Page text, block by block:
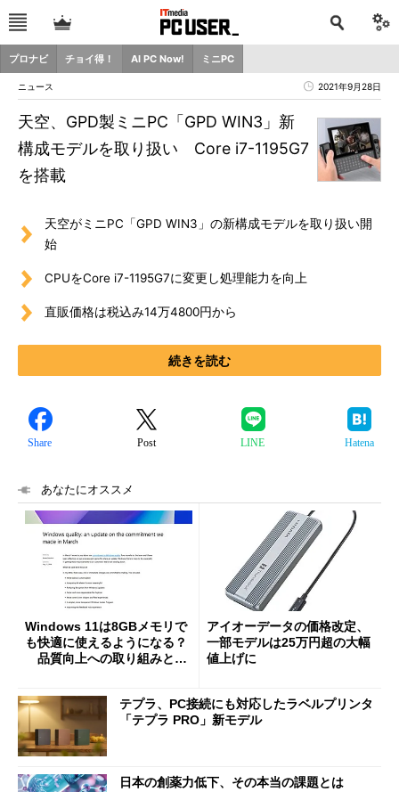
プロナビ チョイ得！ AI PC Now! ミニPC
ニュース 2021年9月28日
天空、GPD製ミニPC「GPD WIN3」新
構成モデルを取り扱い Core i7-1195G7
を搭載
天空がミニPC「GPD WIN3」の新構成モデルを取り扱い開
始
CPUをCore i7-1195G7に変更し処理能力を向上
直販価格は税込み14万4800円から
続きを読む
Share Post LINE Hatena
あなたにオススメ
Windows 11は8GBメモリで
も快適に使えるようになる？
品質向上への取り組みと
アイオーデータの価格改定、
一部モデルは25万円超の大幅
値上げに
テプラ、PC接続にも対応したラベルプリンタ
「テプラ PRO」新モデル
日本の創薬力低下、その本当の課題とは